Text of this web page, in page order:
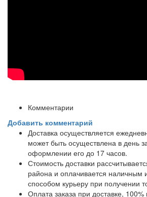
Комментарии
Добавить комментарий
Доставка осуществляется
может быть осуществлена в день
оформлении его до 17 часов.
Стоимость доставки
района и оплачивается наличным
способом курьеру при получении
Оплата заказа при доставке,